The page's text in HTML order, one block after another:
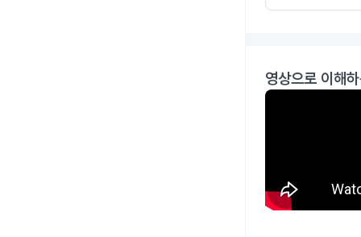
영상으로 이해